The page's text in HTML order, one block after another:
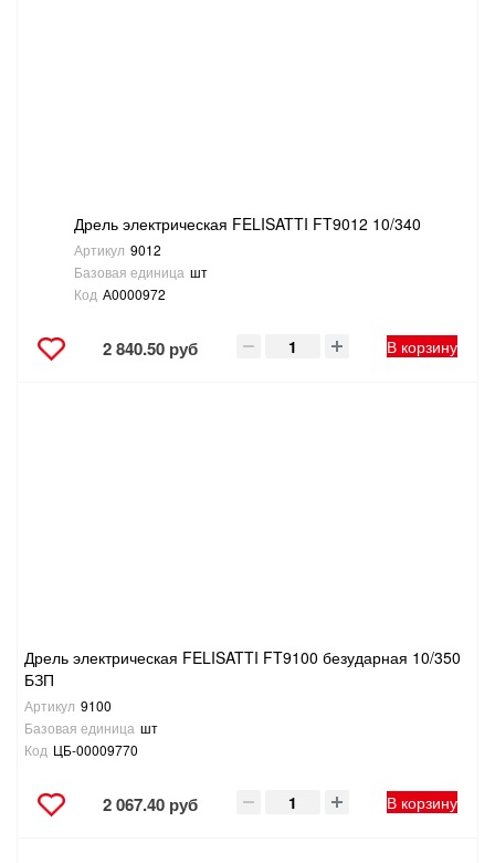
Дрель электрическая FELISATTI FT9012 10/340
Артикул 9012
Базовая единица шт
Код А0000972
2 840.50 руб В корзину
Дрель электрическая FELISATTI FT9100 безударная 10/350
БЗП
Артикул 9100
Базовая единица шт
Код ЦБ-00009770
2 067.40 руб В корзину